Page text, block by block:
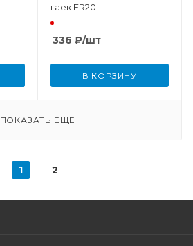
гаек ER20
336 ₽/шт
В КОРЗИНУ
ПОКАЗАТЬ ЕЩЕ
1 2